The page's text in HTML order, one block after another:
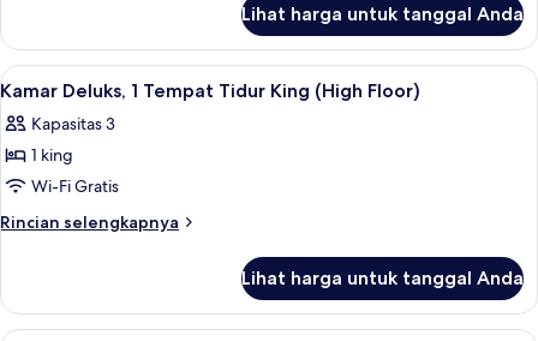
Tidur
King
Kamar
Deluks,
1
Tidur
King
Lihat harga untuk tanggal Anda
Lihat
semua
foto
untuk
Kamar
Deluks,
Tidur
King
Kamar Deluks, 1 Tempat Tidur King
5
Kamar Deluks, 1 Tempat Tidur King (High Floor)
Kapasitas 3
1 king
Wi-Fi Gratis
Rincian selengkapnya
Rincian
Kamar
Deluks,
Lihat harga untuk tanggal Anda